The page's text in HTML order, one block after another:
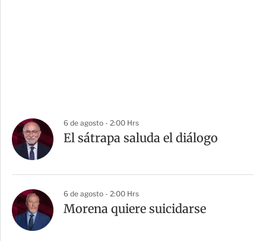
6 de agosto - 2:00 Hrs
El sátrapa saluda el diálogo
6 de agosto - 2:00 Hrs
Morena quiere suicidarse